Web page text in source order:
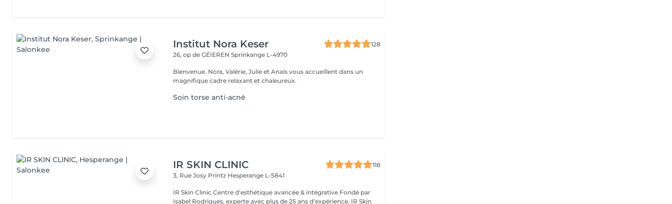
Institut Nora Keser
128
26, op de GÉIERENSprinkange L-4970
Bienvenue. Nora, Valérie, Julie et Anaïs vous accueillent dans un
magnifique cadre relaxant et chaleureux.
Soin torse anti-acné
IR SKIN CLINIC
118
3, Rue Josy Printz Hesperange L-5841
IR Skin Clinic Centre d'esthétique avancée & intégrative Fondé par
Isabel Rodrigues, experte avec plus de 25 ans d'expérience, IR Skin